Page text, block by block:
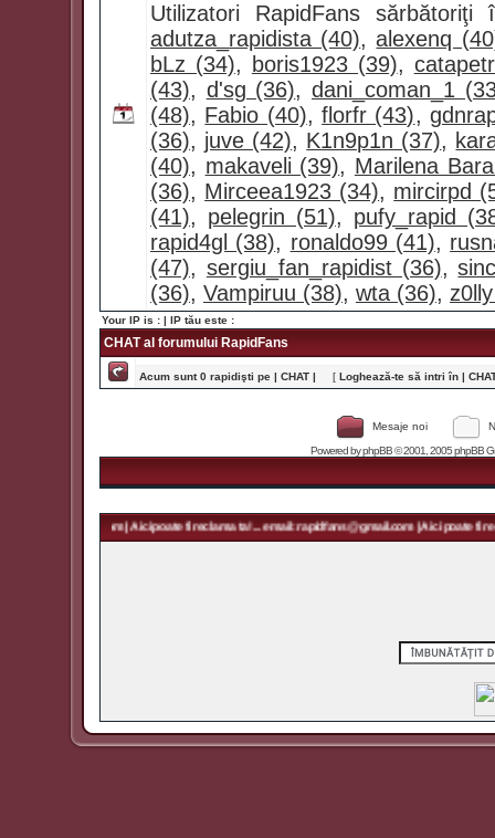
Utilizatori RapidFans
adutza_rapidista (40),alexenq
bLz (34), boris1923 (39),
(43), d'sg (36),dani_coman_1
(48), Fabio (40),florfr (43),
(36), juve (42), K1n9p1n (37),
(40), makaveli (39), Marilena
(36), Mirceea1923 (34), mircirpd
(41), pelegrin (51), pufy_rapid
rapid4gl (38), ronaldo99 (41),
(47), sergiu_fan_rapidist (36),
(36), Vampiruu (38), wta (36),
Your IP is : | IP tău este :
CHAT al forumului RapidFans
Acum sunt 0 rapidişti pe | CHAT | [ Loghează-te să intri în |
Mesaje noi
Powered byphpBB© 2001, 2005 phpBB
| Aici poate fi reclama ta! ... email: rapidfans@gmail.com | Aici poate fi